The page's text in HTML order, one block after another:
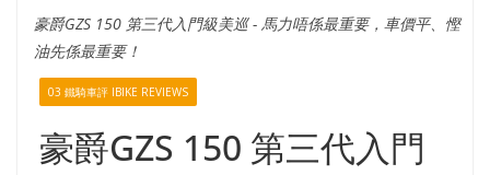
豪爵GZS 150 第三代入門級美巡 - 馬力唔係最重要，車價平、慳
油先係最重要！
03 鐵騎車評 IBIKE REVIEWS
豪爵GZS 150 第三代入門